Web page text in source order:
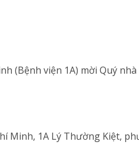
(Bệnh viện 1A) mời Quý
Minh, 1A Lý Thường Kiệt,